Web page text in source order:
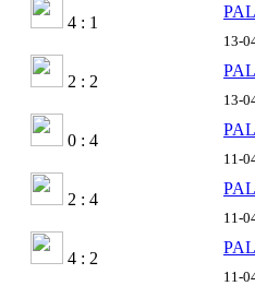
4 : 1
13-
2 : 2
13-
0 : 4
11-
2 : 4
11-
4 : 2
11-